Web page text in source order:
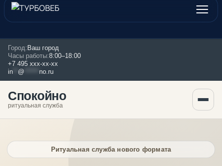
Город: Ваш город
Часы работы:8:00–18:00
+7 495 xxx-xx-xx
in
@ no.ru
Спокойно
ритуальная служба
Ритуальная служба нового формата